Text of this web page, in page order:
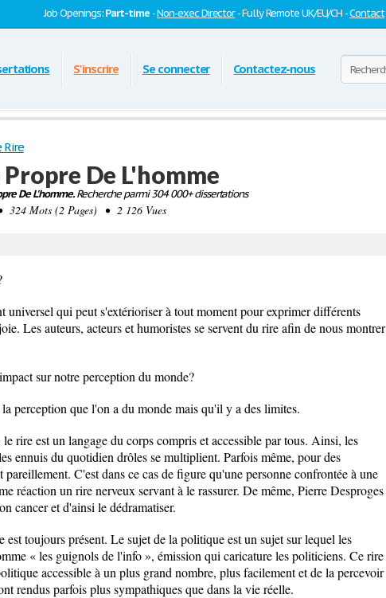
Job Openings:Part-time -Non-exec Director- Fully Remote UK/EU/CH -Contact
S'inscrire Se connecter Contactez-nous
Rire
Propre De L'homme
De L'homme.Recherche parmi 304 000+ dissertations
Mots (2 Pages) • 2 126 Vues
universel qui peut s'extérioriser à tout moment pour exprimer différents
Les auteurs, acteurs et humoristes se servent du rire afin de nous montrer
sur notre perception du monde?
perception que l'on a du monde mais qu'il y a des limites.
rire est un langage du corps compris et accessible par tous. Ainsi, les
ennuis du quotidien drôles se multiplient. Parfois même, pour des
C'est dans ce cas de figure qu'une personne confrontée à une
réaction un rire nerveux servant à le rassurer. De même, Pierre Desproges
cancer et d'ainsi le dédramatiser.
toujours présent. Le sujet de la politique est un sujet sur lequel les
« les guignols de l'info », émission qui caricature les politiciens. Ce rire
accessible à un plus grand nombre, plus facilement et de la percevoir
rendus parfois plus sympathiques que dans la vie réelle.